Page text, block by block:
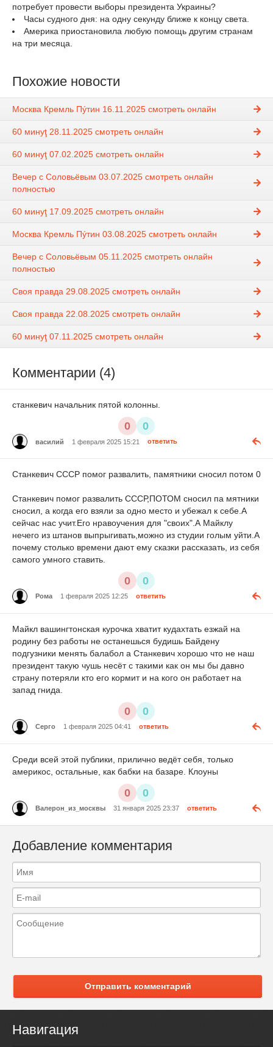
потребует провести выборы президента Украины?
Часы судного дня: на одну секунду ближе к концу света.
Америка приостановила любую помощь другим странам
на три месяца.
Похожие новости
Москва Кремль Пýтин 16.11.2025 смотреть онлайн
60 минуţ 28.11.2025 смотреть онлайн
60 минуţ 07.02.2025 смотреть онлайн
Вечер с Соловьёвым 03.07.2025 смотреть онлайн
полностью
60 минуţ 17.09.2025 смотреть онлайн
Москва Кремль Пýтин 03.08.2025 смотреть онлайн
Вечер с Соловьёвым 05.11.2025 смотреть онлайн
полностью
Своя правда 29.08.2025 смотреть онлайн
Своя правда 22.08.2025 смотреть онлайн
60 минуţ 07.11.2025 смотреть онлайн
Комментарии (4)
станкевич начальник пятой колонны.
0 0
василий 1 февраля 2025 15:21 ответить
Станкевич СССР помог развалить, памятники сносил потом 0
Станкевич помог развалить СССР,ПОТОМ сносил па мятники
сносил, а когда его взяли за одно место и убежал к себе.А
сейчас нас учит.Его нравоучения для "своих".А Майклу
нечего из штанов выпрыгивать,можно из студии голым уйти.А
почему столько времени дают ему сказки рассказать, из себя
самого умного ставить.
0 0
Рома 1 февраля 2025 12:25 ответить
Майкл вашингтонская курочка хватит кудахтать езжай на
родину без работы не останешься будишь Байдену
подгузники менять балабол а Станкевич хорошо что не наш
президент такую чушь несёт с такими как он мы бы давно
страну потеряли кто его кормит и на кого он работает на
запад гнида.
0 0
Серго 1 февраля 2025 04:41 ответить
Среди всей этой публики, прилично ведёт себя, только
америкос, остальные, как бабки на базаре. Клоуны
0 0
Валерон_из_москвы 31 января 2025 23:37 ответить
Добавление комментария
Отправить комментарий
Навигация